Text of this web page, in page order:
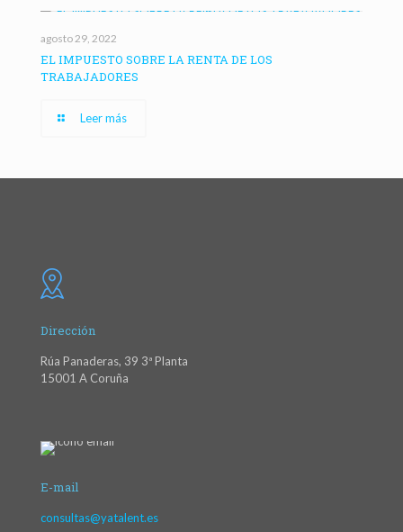
agosto 29, 2022
EL IMPUESTO SOBRE LA RENTA DE LOS
TRABAJADORES
Leer más
Dirección
Rúa Panaderas, 39 3ª Planta
15001 A Coruña
E-mail
consultas@yatalent.es